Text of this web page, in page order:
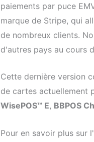
paiements par puce
marque de Stripe, qui
de nombreux clients.
d'autres pays au cours
Cette dernière version
de cartes actuellement
WisePOS™ E, BBPOS
Pour en savoir plus sur